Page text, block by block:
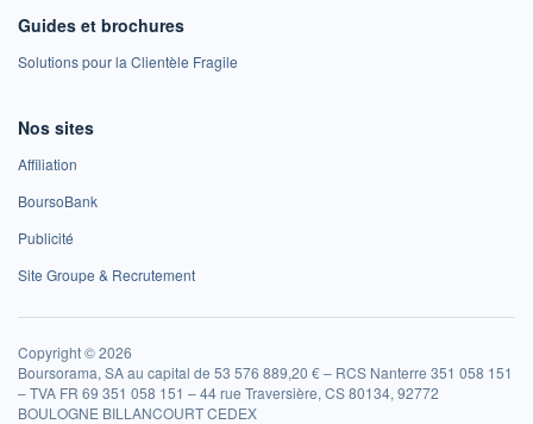
Guides et brochures
Solutions pour la Clientèle Fragile
Nos sites
Affiliation
BoursoBank
Publicité
Site Groupe & Recrutement
Copyright © 2026
Boursorama, SA au capital de 53 576 889,20 € – RCS Nanterre 351 058 151
– TVA FR 69 351 058 151 – 44 rue Traversière, CS 80134, 92772
BOULOGNE BILLANCOURT CEDEX